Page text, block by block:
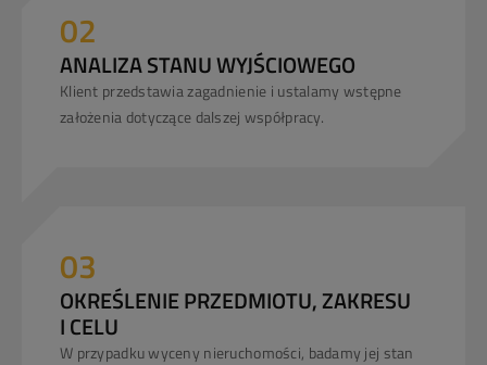
02
ANALIZA STANU WYJŚCIOWEGO
Klient przedstawia zagadnienie i ustalamy wstępne
założenia dotyczące dalszej współpracy.
03
OKREŚLENIE PRZEDMIOTU, ZAKRESU
I CELU
W przypadku wyceny nieruchomości, badamy jej stan